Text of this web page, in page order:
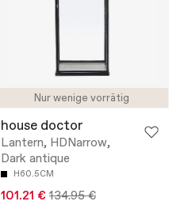
Nur wenige vorrätig
house doctor
Lantern, HDNarrow,
Dark antique
H60.5CM
101.21 € 134.95 €